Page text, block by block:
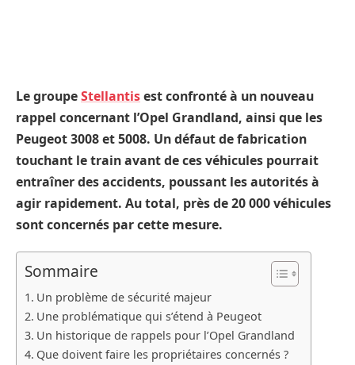
Le groupeStellantisest confronté à un nouveau
rappel concernant l’Opel Grandland, ainsi que les
Peugeot 3008 et 5008. Un défaut de fabrication
touchant le train avant de ces véhicules pourrait
entraîner des accidents, poussant les autorités à
agir rapidement. Au total, près de 20 000 véhicules
sont concernés par cette mesure.
Sommaire
Un problème de sécurité majeur
Une problématique qui s’étend à Peugeot
Un historique de rappels pour l’Opel Grandland
Que doivent faire les propriétaires concernés ?